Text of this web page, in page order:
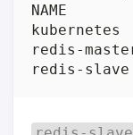
NAME
kubernetes
redis-
redis-